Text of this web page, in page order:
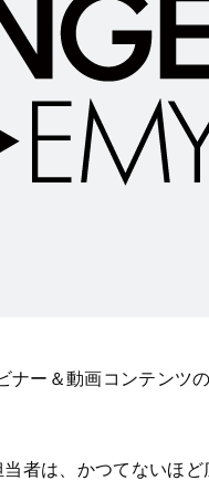
ー＆動画コンテンツ
者は、かつてないほ